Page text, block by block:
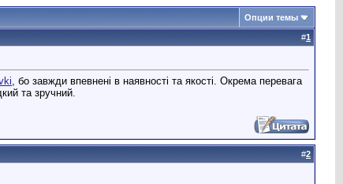
Опции темы
#1
, бо завжди впевнені в наявності та якості. Окрема перевага
та зручний.
#2